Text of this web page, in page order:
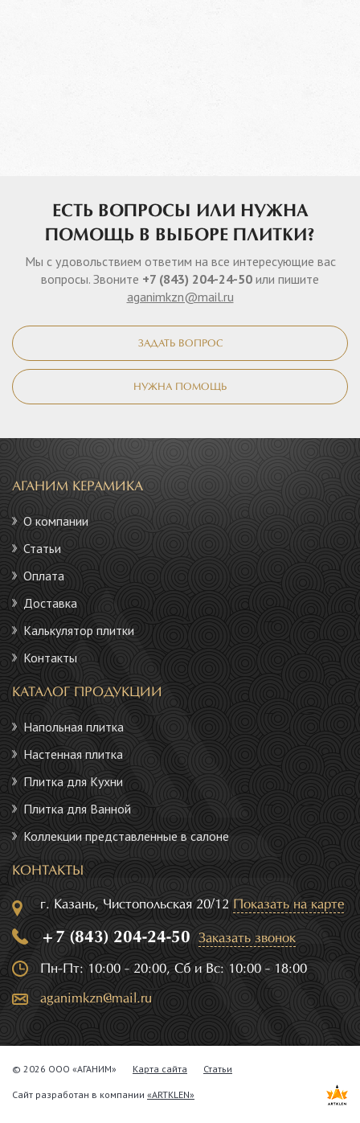
ЕСТЬ ВОПРОСЫ ИЛИ НУЖНА
ПОМОЩЬ В ВЫБОРЕ ПЛИТКИ?
Мы с удовольствием ответим на все интересующие вас
вопросы. Звоните +7 (843) 204-24-50 или пишите
aganimkzn@mail.ru
ЗАДАТЬ ВОПРОС
НУЖНА ПОМОЩЬ
АГАНИМ КЕРАМИКА
О компании
Статьи
Оплата
Доставка
Калькулятор плитки
Контакты
КАТАЛОГ ПРОДУКЦИИ
Напольная плитка
Настенная плитка
Плитка для Кухни
Плитка для Ванной
Коллекции представленные в салоне
КОНТАКТЫ
г. Казань, Чистопольская 20/12 Показать на карте
+7 (843) 204-24-50 Заказать звонок
Пн-Пт: 10:00 - 20:00, Сб и Вс: 10:00 - 18:00
aganimkzn@mail.ru
© 2026 ООО «АГАНИМ» Карта сайта Статьи
Сайт разработан в компании «ARTKLEN»